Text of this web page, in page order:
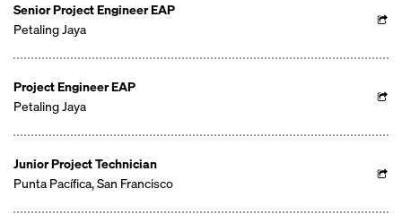
Senior Project Engineer EAP
Petaling Jaya
Project Engineer EAP
Petaling Jaya
Junior Project Technician
Punta Pacífica, San Francisco